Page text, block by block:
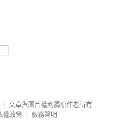
文章與圖片權利屬原作者所有
權政策
服務聲明